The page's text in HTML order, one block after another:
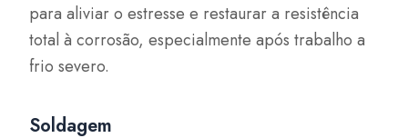
para aliviar o estresse e restaurar a resistência
total à corrosão, especialmente após trabalho a
frio severo.
Soldagem